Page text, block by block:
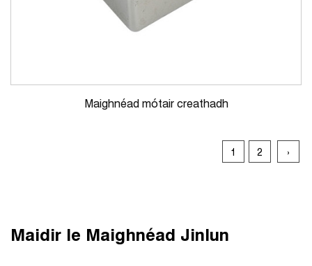
Maighnéad mótair creathadh
1 2 ›
Maidir le Maighnéad Jinlun